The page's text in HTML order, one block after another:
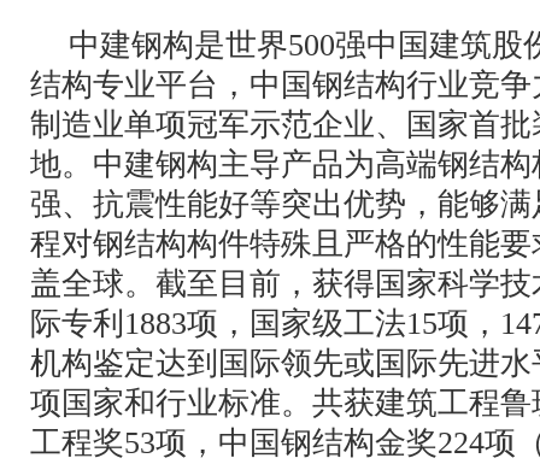
中建钢构是世界500强中国建筑股
结构专业平台，中国钢结构行业竞
制造业单项冠军示范企业、国家首
地。中建钢构主导产品为高端钢结
强、抗震性能好等突出优势，能够
程对钢结构构件特殊且严格的性能
盖全球。截至目前，获得国家科学
际专利1883项，国家级工法15项，
机构鉴定达到国际领先或国际先进
项国家和行业标准。共获建筑工程
工程奖53项，中国钢结构金奖224项